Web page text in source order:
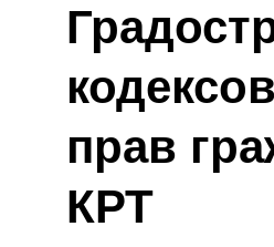
прав
КРТ